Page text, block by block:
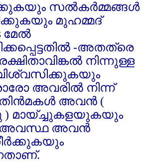
സല്‍കര്‍മ്മങ്ങള്‍
മുഹമ്മദ്‌
-അതത്രെ
നിന്നുള്ള
അവരില്‍ നിന്ന്‌
അവന്‍ (
മായ്ച്ചുകളയുകയും
അവസ്ഥ അവന്‍